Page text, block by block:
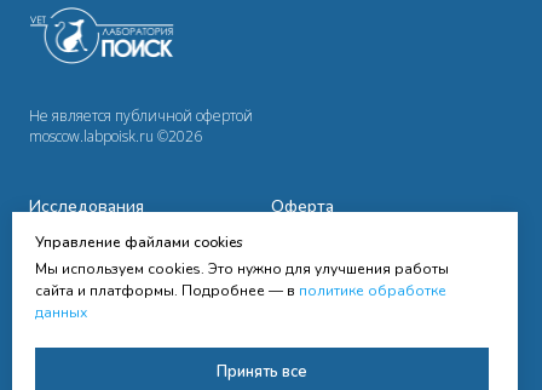
Не является публичной офертой
moscow.labpoisk.ru ©2026
Исследования
Сотрудничество
Cправочная информация
Оферта
конфиденциальности
Согласие на получение
рассылки
Управление файлами cookies
Мы используем cookies. Это нужно для улучшения работы
сайта и платформы. Подробнее — в политике обработке
данных
Принять все